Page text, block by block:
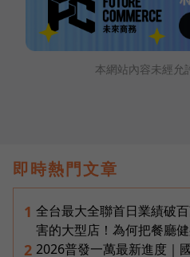
本網站內容未經允
即時熱門文章
1 全台最大全聯首日業績破
害的大型店！為何把餐廳
2 2026普發一萬最新進度｜